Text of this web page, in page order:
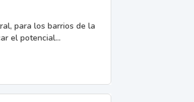
para los barrios de la
el potencial...